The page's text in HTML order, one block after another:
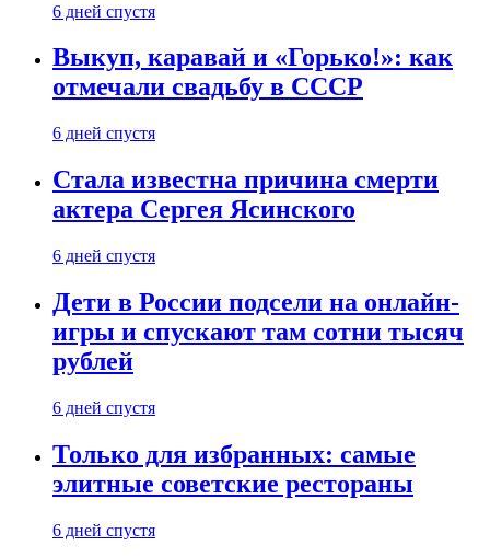
6 дней спустя
Выкуп, каравай и «Горько!»: как
отмечали свадьбу в СССР
6 дней спустя
Стала известна причина смерти
актера Сергея Ясинского
6 дней спустя
Дети в России подсели на онлайн-
игры и спускают там сотни тысяч
рублей
6 дней спустя
Только для избранных: самые
элитные советские рестораны
6 дней спустя